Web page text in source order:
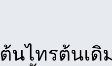
ต้นไทรต้นเดิ